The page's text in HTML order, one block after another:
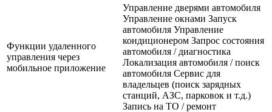
Функции удаленного
управления через
мобильное приложение
Управление дверями автомобиля
Управление окнами Запуск
автомобиля Управление
кондиционером Запрос состояния
автомобиля / диагностика
Локализация автомобиля / поиск
автомобиля Сервис для
владельцев (поиск зарядных
станций, АЗС, парковок и т.д.)
Запись на ТО / ремонт